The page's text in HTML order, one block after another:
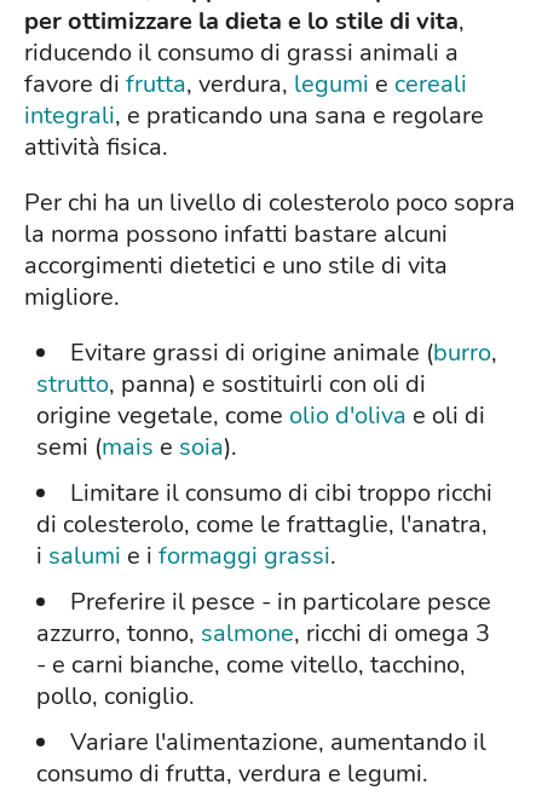
per ottimizzare la dieta e lo stile di vita,
riducendo il consumo di grassi animali a
favore di frutta, verdura, legumi e cereali
integrali, e praticando una sana e regolare
attività fisica.
Per chi ha un livello di colesterolo poco sopra
la norma possono infatti bastare alcuni
accorgimenti dietetici e uno stile di vita
migliore.
Evitare grassi di origine animale (burro,
strutto, panna) e sostituirli con oli di
origine vegetale, come olio d'oliva e oli di
semi (mais e soia).
Limitare il consumo di cibi troppo ricchi
di colesterolo, come le frattaglie, l'anatra,
i salumi e i formaggi grassi.
Preferire il pesce - in particolare pesce
azzurro, tonno, salmone, ricchi di omega 3
- e carni bianche, come vitello, tacchino,
pollo, coniglio.
Variare l'alimentazione, aumentando il
consumo di frutta, verdura e legumi.